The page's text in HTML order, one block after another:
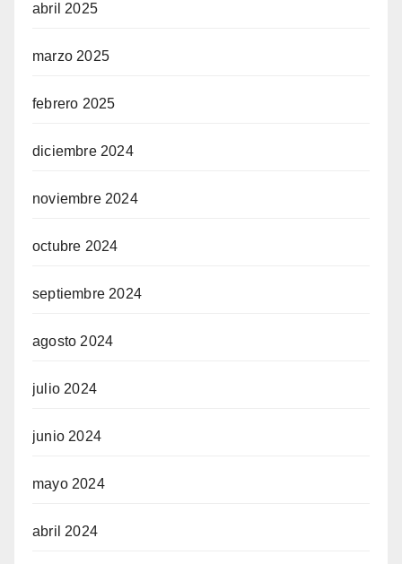
abril 2025
marzo 2025
febrero 2025
diciembre 2024
noviembre 2024
octubre 2024
septiembre 2024
agosto 2024
julio 2024
junio 2024
mayo 2024
abril 2024